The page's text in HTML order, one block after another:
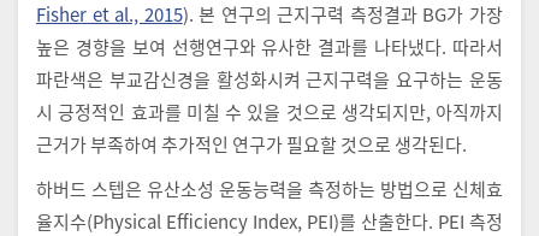
Fisher et al., 2015). 본 연구의 근지구력 측정결과 BG가 가장
높은 경향을 보여 선행연구와 유사한 결과를 나타냈다. 따라서
파란색은 부교감신경을 활성화시켜 근지구력을 요구하는 운동
시 긍정적인 효과를 미칠 수 있을 것으로 생각되지만, 아직까지
근거가 부족하여 추가적인 연구가 필요할 것으로 생각된다.
하버드 스텝은 유산소성 운동능력을 측정하는 방법으로 신체효
율지수(Physical Efficiency Index, PEI)를 산출한다. PEI 측정